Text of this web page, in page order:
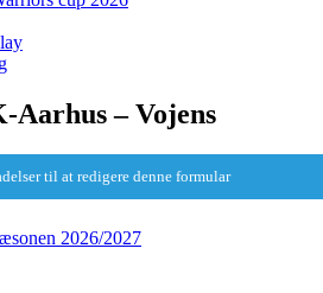
Aarhus – Vojens
til at redigere denne formular
2026/2027